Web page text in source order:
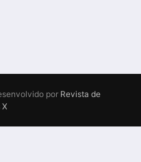
por Revista de